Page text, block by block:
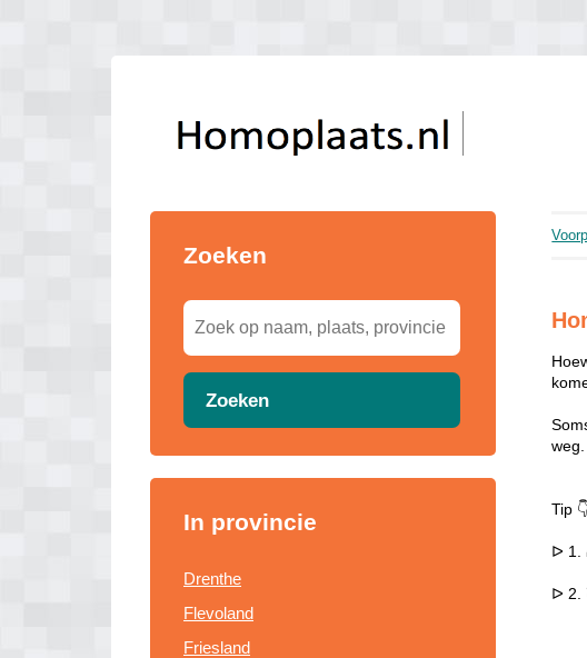
Zoeken
Zoeken
In provincie
Drenthe
Flevoland
Friesland
Tip 👇
ᐅ 1.
ᐅ 2.